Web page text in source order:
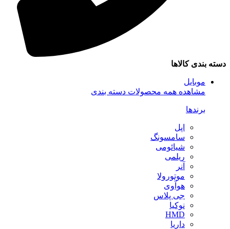
بندی کالاها
موبایل
مشاهده همه محصولات دسته بندی
برندها
اپل
سامسونگ
شیائومی
ریلمی
آنر
موتورولا
هوآوی
جی پلاس
نوکیا
HMD
داریا